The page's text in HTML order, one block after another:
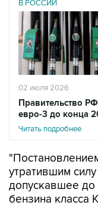
02 июля 2026
Правительство
евро-3 до конца
Читать подробнее
допускавшее до
бензина
содержанием